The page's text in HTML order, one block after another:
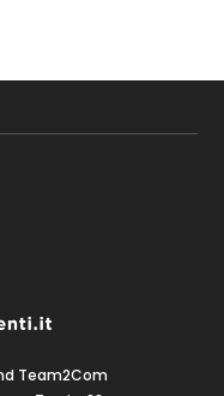
Team2Com